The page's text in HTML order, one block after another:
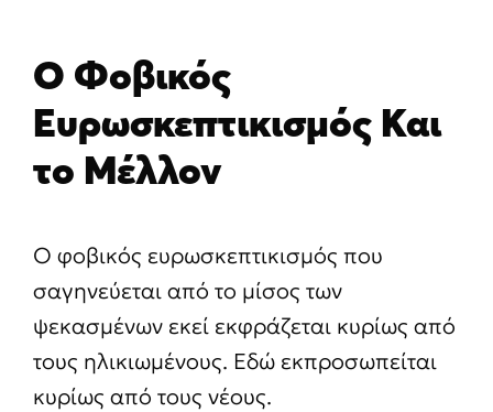
Ο Φοβικός
Ευρωσκεπτικισμός Και
το Μέλλον
Ο φοβικός ευρωσκεπτικισμός που
σαγηνεύεται από το μίσος των
ψεκασμένων εκεί εκφράζεται κυρίως από
τους ηλικιωμένους. Εδώ εκπροσωπείται
κυρίως από τους νέους.